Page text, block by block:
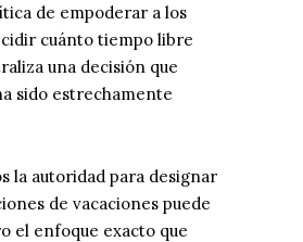
de empoderar a los
cuánto tiempo libre
una decisión que
sido estrechamente
la autoridad para designar
de vacaciones puede
el enfoque exacto que